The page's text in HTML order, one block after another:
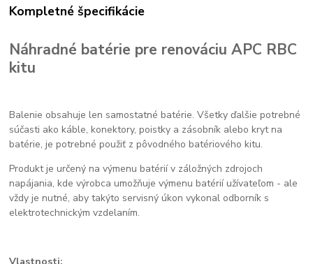
Kompletné špecifikácie
Náhradné batérie pre renováciu APC RBC
kitu
Balenie obsahuje len samostatné batérie. Všetky ďalšie potrebné
súčasti ako káble, konektory, poistky a zásobník alebo kryt na
batérie, je potrebné použiť z pôvodného batériového kitu.
Produkt je určený na výmenu batérií v záložných zdrojoch
napájania, kde výrobca umožňuje výmenu batérií užívateľom - ale
vždy je nutné, aby takýto servisný úkon vykonal odborník s
elektrotechnickým vzdelaním.